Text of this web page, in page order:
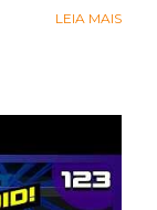
LEIA MAIS